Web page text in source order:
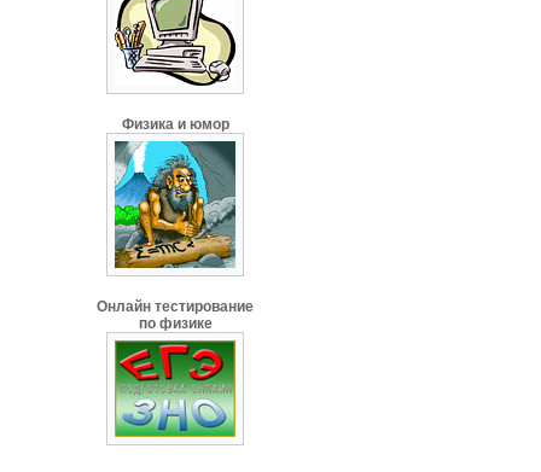
Физика и юмор
Онлайн тестирование
по физике